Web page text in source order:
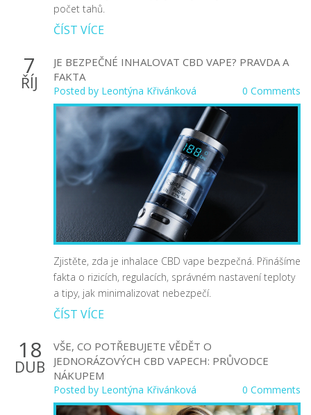
počet tahů.
ČÍST VÍCE
7
ŘÍJ
JE BEZPEČNÉ INHALOVAT CBD VAPE? PRAVDA A
FAKTA
Posted by Leontýna Křivánková 0 Comments
Zjistěte, zda je inhalace CBD vape bezpečná. Přinášíme
fakta o rizicích, regulacích, správném nastavení teploty
a tipy, jak minimalizovat nebezpečí.
ČÍST VÍCE
18
DUB
VŠE, CO POTŘEBUJETE VĚDĚT O
JEDNORÁZOVÝCH CBD VAPECH: PRŮVODCE
NÁKUPEM
Posted by Leontýna Křivánková 0 Comments